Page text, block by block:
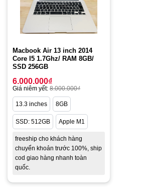
Macbook Air 13 inch 2014
Core I5 1.7Ghz/ RAM 8GB/
SSD 256GB
6.000.000₫
Giá niêm yết: 8.000.000₫
13.3 inches 8GB
SSD: 512GB Apple M1
freeship cho khách hàng
chuyển khoản trước 100%, ship
cod giao hàng nhanh toàn
quốc.